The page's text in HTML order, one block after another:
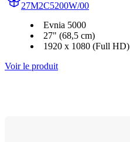
27M2C5200W/00
Evnia 5000
27" (68,5 cm)
1920 x 1080 (Full HD)
Voir le produit